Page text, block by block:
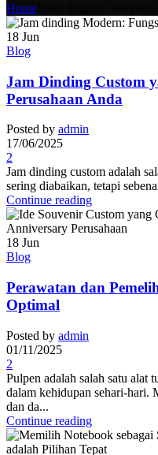
Home
18 Jun
Blog
Jam Dinding Custom
Perusahaan Anda
Posted by admin
17/06/2025
2
Jam dinding custom adalah
sering diabaikan, tetapi
Continue reading
18 Jun
Blog
Perawatan dan
Optimal
Posted by admin
01/11/2025
2
Pulpen adalah salah satu alat
dalam kehidupan sehari-hari.
dan da...
Continue reading